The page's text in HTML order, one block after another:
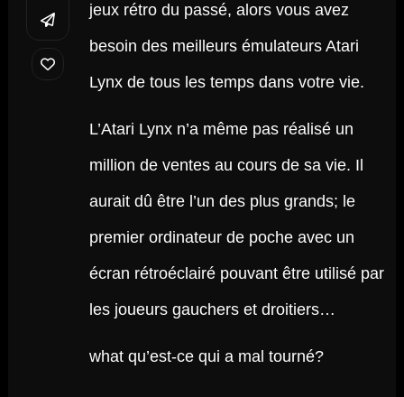
jeux rétro du passé, alors vous avez
besoin des meilleurs émulateurs Atari
Lynx de tous les temps dans votre vie.
L’Atari Lynx n’a même pas réalisé un
million de ventes au cours de sa vie. Il
aurait dû être l’un des plus grands; le
premier ordinateur de poche avec un
écran rétroéclairé pouvant être utilisé par
les joueurs gauchers et droitiers…
what qu’est-ce qui a mal tourné?